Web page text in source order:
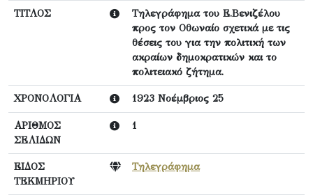
ΤΙΤΛΟΣ
Τηλεγράφημα του Ε.Βενιζέλου
προς τον Οθωναίο σχετικά με τις
θέσεις του για την πολιτική των
ακραίων δημοκρατικών και το
πολιτειακό ζήτημα.
ΧΡΟΝΟΛΟΓΙΑ 1923 Νοέμβριος 25
ΑΡΙΘΜΟΣ
ΣΕΛΙΔΩΝ
1
ΕΙΔΟΣ
ΤΕΚΜΗΡΙΟΥ
Τηλεγράφημα